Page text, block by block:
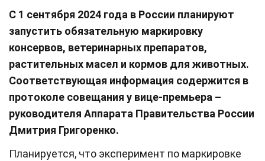
С 1 сентября 2024 года в России планируют
запустить обязательную маркировку
консервов, ветеринарных препаратов,
растительных масел и кормов для животных.
Соответствующая информация содержится в
протоколе совещания у вице-премьера –
руководителя Аппарата Правительства России
Дмитрия Григоренко.
Планируется, что эксперимент по маркировке